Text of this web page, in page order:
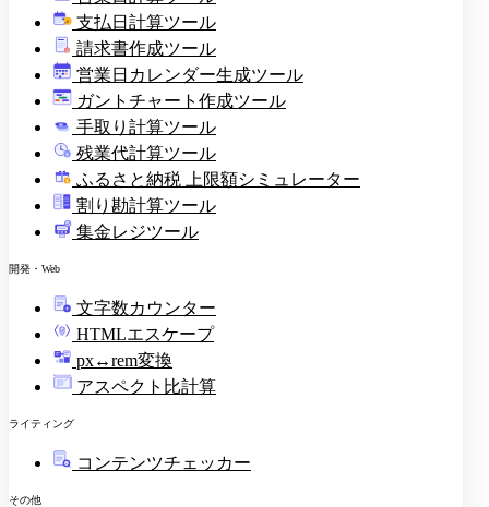
¥ 支払日計算ツール
印
請求書作成ツール
営業日カレンダー生成ツール
ガントチャート作成ツール
手取り計算ツール
残業代計算ツール
ふるさと納税 上限額シミュレーター
割り勘計算ツール
集金レジツール
開発・Web
文字数カウンター
HTMLエスケープ
px↔rem変換
アスペクト比計算
ライティング
コンテンツチェッカー
その他